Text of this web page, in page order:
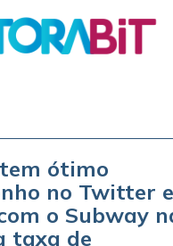
ótimo
no Twitter e
o Subway
taxa de